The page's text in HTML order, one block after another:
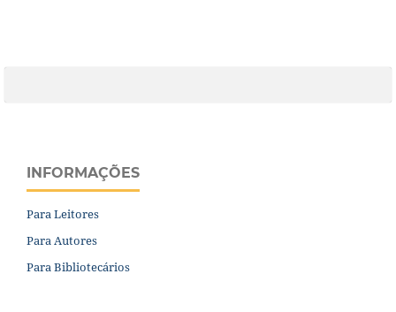
INFORMAÇÕES
Para Leitores
Para Autores
Para Bibliotecários